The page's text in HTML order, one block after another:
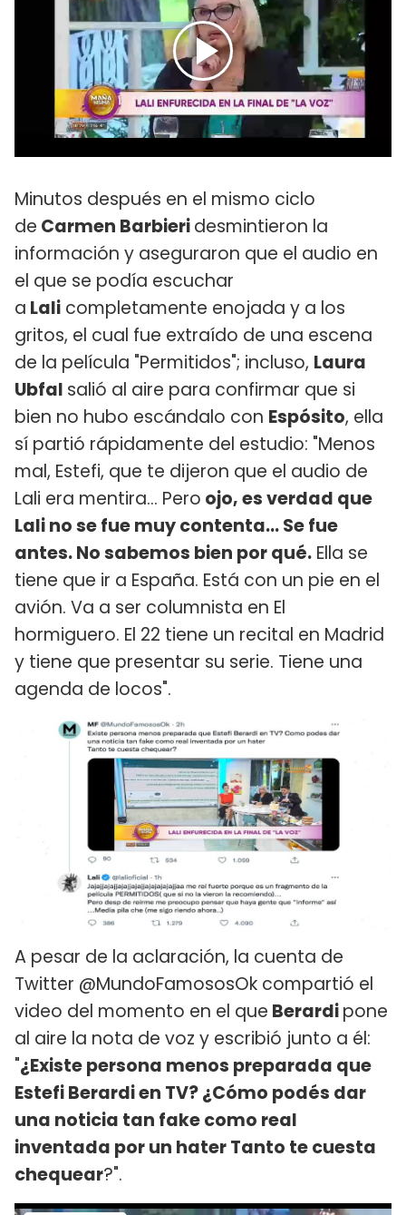
Minutos después en el mismo ciclo
de Carmen Barbieridesmintieron la
información y aseguraron que el audio en
el que se podía escuchar
a Lali completamente enojada y a los
gritos, el cual fue extraído de una escena
de la película "Permitidos"; incluso, Laura
Ubfal salió al aire para confirmar que si
bien no hubo escándalo con Espósito, ella
sí partió rápidamente del estudio: "Menos
mal, Estefi, que te dijeron que el audio de
Lali era mentira... Pero ojo, es verdad que
Lali no se fue muy contenta... Se fue
antes. No sabemos bien por qué. Ella se
tiene que ir a España. Está con un pie en el
avión. Va a ser columnista en El
hormiguero. El 22 tiene un recital en Madrid
y tiene que presentar su serie. Tiene una
agenda de locos".
A pesar de la aclaración, la cuenta de
Twitter @MundoFamososOk compartió el
video del momento en el que Berardipone
al aire la nota de voz y escribió junto a él:
"¿Existe persona menos preparada que
Estefi Berardi en TV? ¿Cómo podés dar
una noticia tan fake como real
inventada por un hater Tanto te cuesta
chequear?".